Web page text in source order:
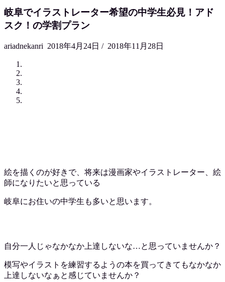
岐阜でイラストレーター希望の中学生必見！アド
スク！の学割プラン
ariadnekanri 2018年4月24日 / 2018年11月28日
絵を描くのが好きで、将来は漫画家やイラストレーター、絵
師になりたいと思っている
岐阜にお住いの中学生も多いと思います。
自分一人じゃなかなか上達しないな…と思っていませんか？
模写やイラストを練習するようの本を買ってきてもなかなか
上達しないなぁと感じていませんか？